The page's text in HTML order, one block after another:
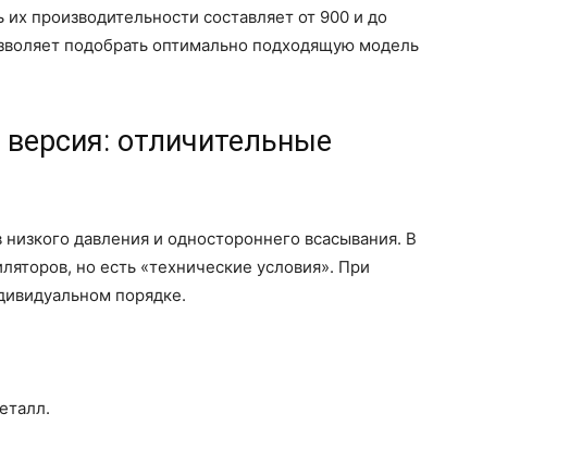
производительности составляет от 900 и до
подобрать оптимально подходящую модель
отличительные
давления и одностороннего всасывания. В
но есть «технические условия». При
порядке.